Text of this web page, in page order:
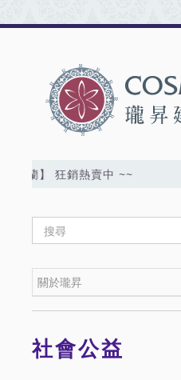
蘭】 狂銷熱賣中 ~~
社會公益